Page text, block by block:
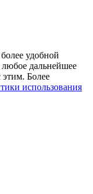
удобной
дальнейшее
этим. Более
использования